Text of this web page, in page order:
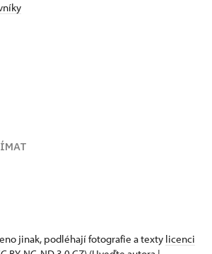
jinak, podléhají fotografie a texty licenci